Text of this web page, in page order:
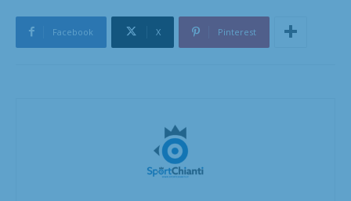
Facebook X Pinterest